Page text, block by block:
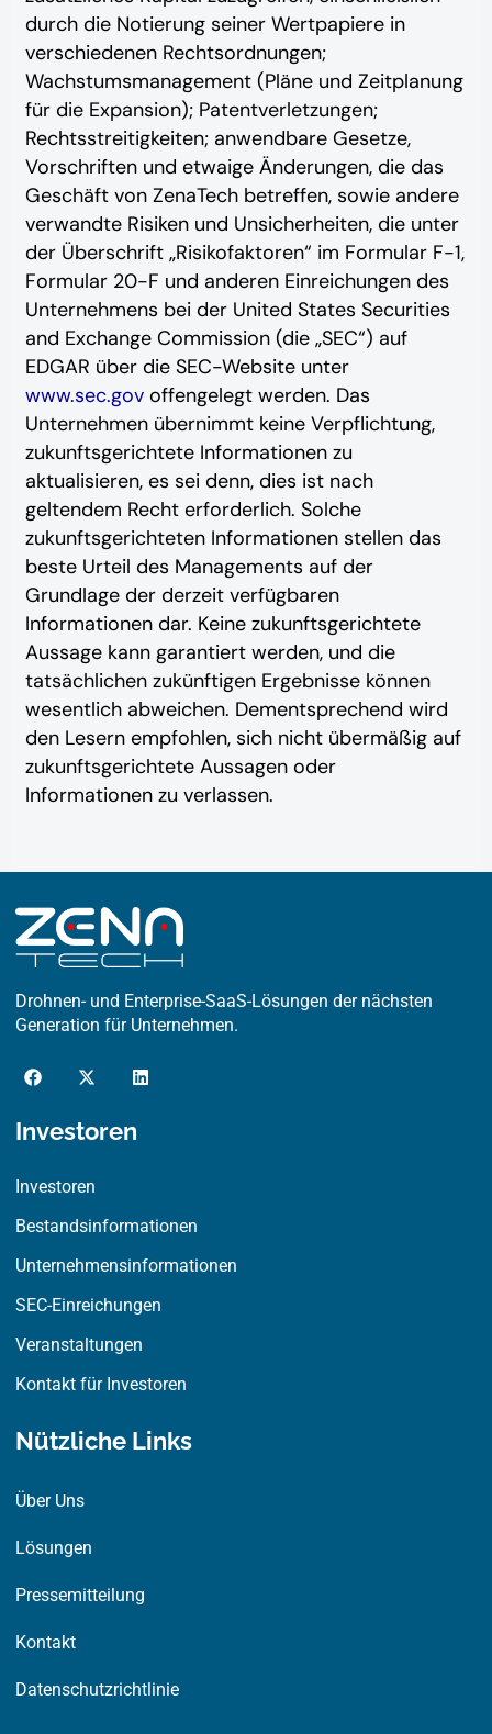
durch die Notierung seiner Wertpapiere in
verschiedenen Rechtsordnungen;
Wachstumsmanagement (Pläne und Zeitplanung
für die Expansion); Patentverletzungen;
Rechtsstreitigkeiten; anwendbare Gesetze,
Vorschriften und etwaige Änderungen, die das
Geschäft von ZenaTech betreffen, sowie andere
verwandte Risiken und Unsicherheiten, die unter
der Überschrift „Risikofaktoren“ im Formular F-1,
Formular 20-F und anderen Einreichungen des
Unternehmens bei der United States Securities
and Exchange Commission (die „SEC“) auf
EDGAR über die SEC-Website unter
www.sec.govoffengelegt werden. Das
Unternehmen übernimmt keine Verpflichtung,
zukunftsgerichtete Informationen zu
aktualisieren, es sei denn, dies ist nach
geltendem Recht erforderlich. Solche
zukunftsgerichteten Informationen stellen das
beste Urteil des Managements auf der
Grundlage der derzeit verfügbaren
Informationen dar. Keine zukunftsgerichtete
Aussage kann garantiert werden, und die
tatsächlichen zukünftigen Ergebnisse können
wesentlich abweichen. Dementsprechend wird
den Lesern empfohlen, sich nicht übermäßig auf
zukunftsgerichtete Aussagen oder
Informationen zu verlassen.
Drohnen- und Enterprise-SaaS-Lösungen der nächsten
Generation für Unternehmen.
F
a
b
k
X
-
i
e
L
i
Investoren
Investoren
Bestandsinformationen
Unternehmensinformationen
SEC-Einreichungen
Veranstaltungen
Kontakt für Investoren
Nützliche Links
Über Uns
Lösungen
Pressemitteilung
Kontakt
Datenschutzrichtlinie